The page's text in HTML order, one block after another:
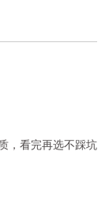
，看完再选不踩坑